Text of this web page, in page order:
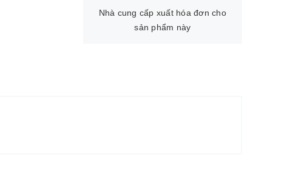
Nhà cung cấp xuất hóa đơn cho
sản phẩm này